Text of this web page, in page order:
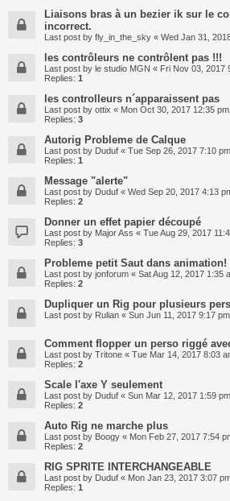
Liaisons bras à un bezier ik sur le
incorrect.
Last post by fly_in_the_sky « Wed Jan 31,
les contrôleurs ne contrôlent pas !!!
Last post by le studio MGN « Fri Nov 03, 2017
Replies: 1
les controlleurs n´apparaissent pas
Last post by ottix « Mon Oct 30, 2017 12:35 pm
Replies: 3
Autorig Probleme de Calque
Last post by Duduf « Tue Sep 26, 2017 7:10 pm
Replies: 1
Message "alerte"
Last post by Duduf « Wed Sep 20, 2017 4:13
Replies: 2
Donner un effet papier découpé
Last post by Major Ass « Tue Aug 29, 2017
Replies: 3
Probleme petit Saut dans
Last post by jonforum « Sat Aug 12, 2017 1:35
Replies: 2
Dupliquer un Rig pour plusieurs
Last post by Rulian « Sun Jun 11, 2017 9:17 pm
Comment flopper un perso riggé
Last post by Tritone « Tue Mar 14, 2017 8:03
Replies: 2
Scale l'axe Y seulement
Last post by Duduf « Sun Mar 12, 2017 1:59 pm
Replies: 2
Auto Rig ne marche plus
Last post by Boogy « Mon Feb 27, 2017 7:54
Replies: 2
RIG SPRITE INTERCHANGEABLE
Last post by Duduf « Mon Jan 23, 2017 3:07
Replies: 1